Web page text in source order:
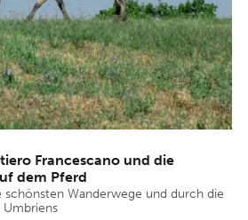
Francescano und die
dem Pferd
Wanderwege und durch die
Umbriens